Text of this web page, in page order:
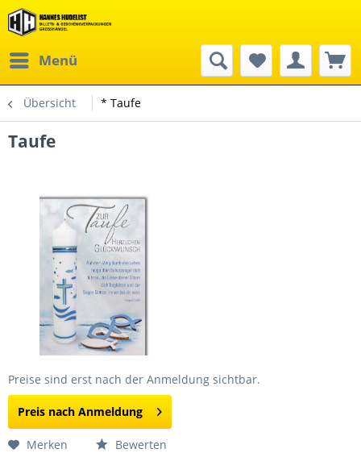
Menü
Übersicht * Taufe
Taufe
Preise sind erst nach der Anmeldung sichtbar.
Preis nach Anmeldung
Merken Bewerten